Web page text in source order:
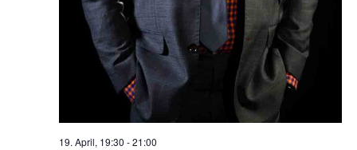
19. April, 19:30 -21:00